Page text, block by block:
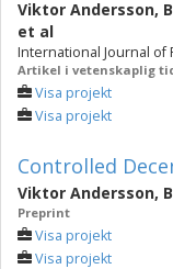
Viktor Andersson,
et al
International Journal of
Artikel i vetenskaplig
Visa projekt
Visa projekt
Controlled
Viktor Andersson,
Preprint
Visa projekt
Visa projekt